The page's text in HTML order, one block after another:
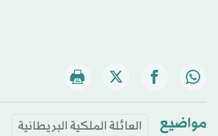
مواضيع
العائلة الملكية البريطانية